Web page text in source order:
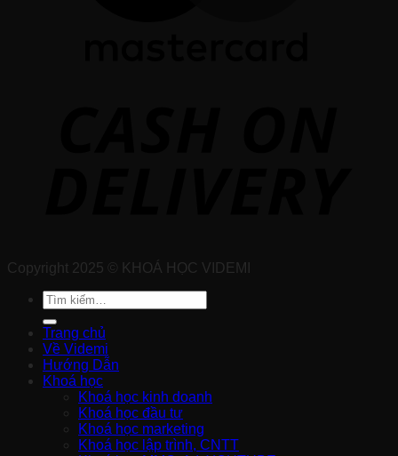
Copyright 2025 © KHOÁ HỌC VIDEMI
Tìm
kiếm:
Trang chủ
Về Videmi
Hướng Dẫn
Khoá học
Khoá học kinh doanh
Khoá học đầu tư
Khoá học marketing
Khoá học lập trình, CNTT